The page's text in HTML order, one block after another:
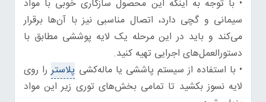
• با توجه به اینکه این محصول سازگاری خوبی با مواد
سیمانی و گچی دارد، اتصال مناسبی نیز با آن‌ها برقرار
می‌کند و باید در این مرحله یک لایه پوششی مطابق با
دستورالعمل‌های اجرایی تهیه کنید.
• با استفاده از سیستم پاششی یا ماله‌کشی پلاستررا روی
لایه نسوز بکشید تا تمامی بخش‌های توری زیر این مواد